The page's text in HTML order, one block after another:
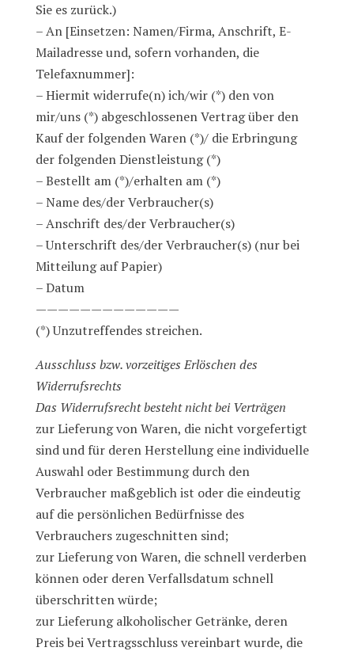
Sie es zurück.)
– An [Einsetzen: Namen/Firma, Anschrift, E-
Mailadresse und, sofern vorhanden, die
Telefaxnummer]:
– Hiermit widerrufe(n) ich/wir (*) den von
mir/uns (*) abgeschlossenen Vertrag über den
Kauf der folgenden Waren (*)/ die Erbringung
der folgenden Dienstleistung (*)
– Bestellt am (*)/erhalten am (*)
– Name des/der Verbraucher(s)
– Anschrift des/der Verbraucher(s)
– Unterschrift des/der Verbraucher(s) (nur bei
Mitteilung auf Papier)
– Datum
—————————————
(*) Unzutreffendes streichen.
Ausschluss bzw. vorzeitiges Erlöschen des
Widerrufsrechts
Das Widerrufsrecht besteht nicht bei Verträgen
zur Lieferung von Waren, die nicht vorgefertigt
sind und für deren Herstellung eine individuelle
Auswahl oder Bestimmung durch den
Verbraucher maßgeblich ist oder die eindeutig
auf die persönlichen Bedürfnisse des
Verbrauchers zugeschnitten sind;
zur Lieferung von Waren, die schnell verderben
können oder deren Verfallsdatum schnell
überschritten würde;
zur Lieferung alkoholischer Getränke, deren
Preis bei Vertragsschluss vereinbart wurde, die